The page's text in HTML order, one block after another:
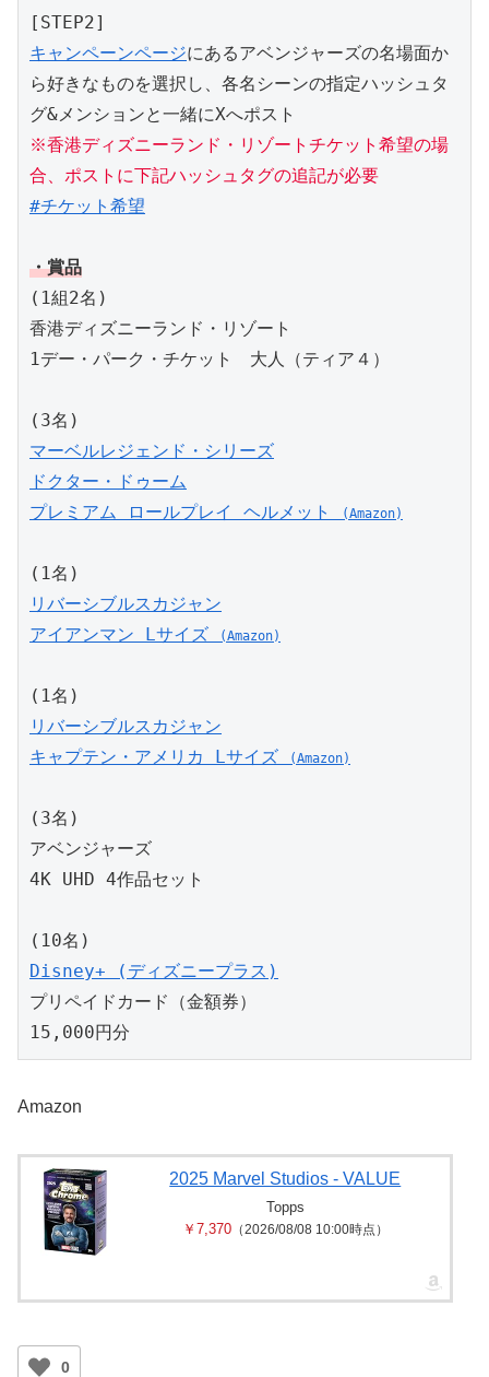
[STEP2]
キャンペーンページにあるアベンジャーズの名場面か
ら好きなものを選択し、各名シーンの指定ハッシュタ
グ&メンションと一緒にXへポスト
※香港ディズニーランド・リゾートチケット希望の場
合、ポストに下記ハッシュタグの追記が必要
#チケット希望
・賞品
(1組2名)
香港ディズニーランド・リゾート
1デー・パーク・チケット　大人（ティア４）
(3名)
マーベルレジェンド・シリーズ
ドクター・ドゥーム
プレミアム ロールプレイ ヘルメット
(Amazon)
(1名)
リバーシブルスカジャン
アイアンマン Lサイズ
(Amazon)
(1名)
リバーシブルスカジャン
キャプテン・アメリカ Lサイズ
(Amazon)
(3名)
アベンジャーズ
4K UHD 4作品セット
(10名)
Disney+ (ディズニープラス)
プリペイドカード（金額券）
15,000円分
Amazon
2025 Marvel Studios - VALUE
Topps
￥7,370（2026/08/08 10:00時点）
0